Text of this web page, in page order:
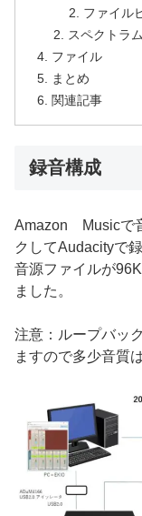
ファイル
スペクトラム
ファイル
まとめ
関連記事
録音構成
Amazon Musicで
クしてAudacityで
音源ファイルが
ました。
注意：ループバッ
ますので多少音質